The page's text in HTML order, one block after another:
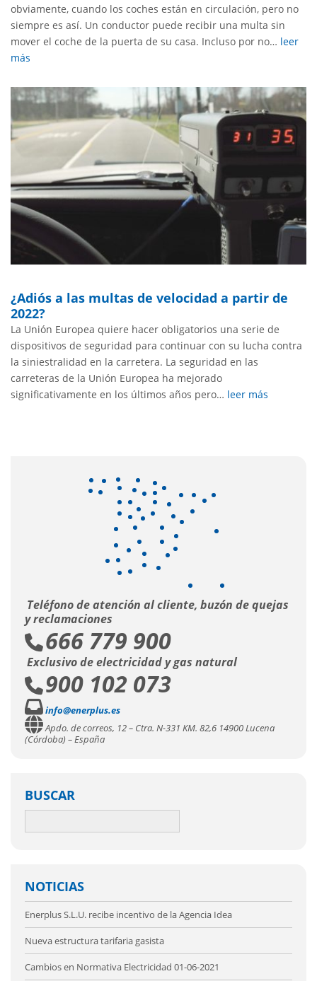
obviamente, cuando los coches están en circulación, pero no
siempre es así. Un conductor puede recibir una multa sin
mover el coche de la puerta de su casa. Incluso por no… leer
más
¿Adiós a las multas de velocidad a partir de
2022?
La Unión Europea quiere hacer obligatorios una serie de
dispositivos de seguridad para continuar con su lucha contra
la siniestralidad en la carretera. La seguridad en las
carreteras de la Unión Europea ha mejorado
significativamente en los últimos años pero… leer más
Teléfono de atención al cliente, buzón de quejas
y reclamaciones
666 779 900
Exclusivo de electricidad y gas natural
900 102 073
info@enerplus.es
Apdo. de correos, 12 – Ctra. N-331 KM. 82,6 14900 Lucena
(Córdoba) – España
BUSCAR
NOTICIAS
Enerplus S.L.U. recibe incentivo de la Agencia Idea
Nueva estructura tarifaria gasista
Cambios en Normativa Electricidad 01-06-2021